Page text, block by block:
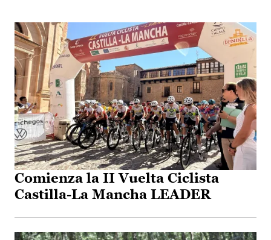
Comienza la II Vuelta Ciclista
Castilla-La Mancha LEADER